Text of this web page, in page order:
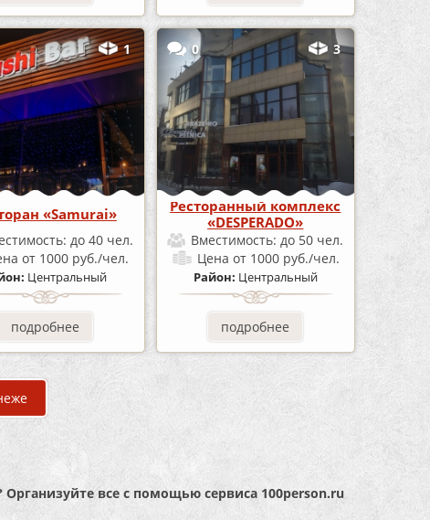
1
«Samurai»
до 40 чел.
от 1000 руб./чел.
Центральный
подробнее
0 3
Ресторанный комплекс
«DESPERADO»
Вместимость: до 50 чел.
Цена от 1000 руб./чел.
Район: Центральный
подробнее
все с помощью сервиса 100person.ru